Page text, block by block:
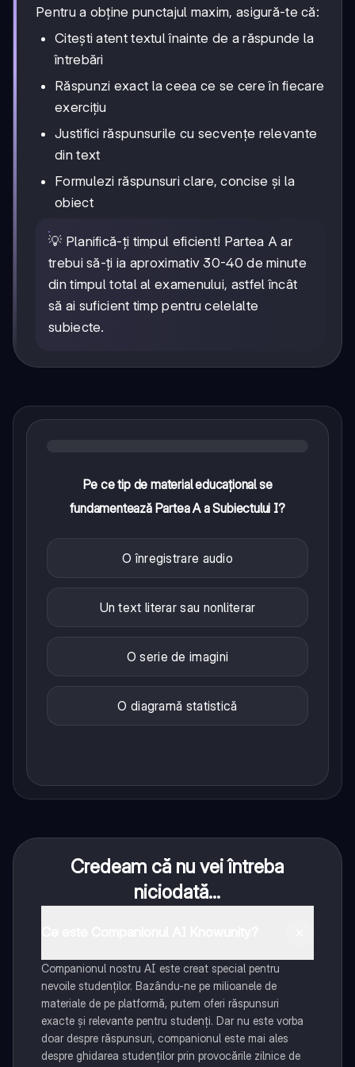
Pentru a obține punctajul maxim, asigură-te că:
Citești atent textul înainte de a răspunde la
întrebări
Răspunzi exact la ceea ce se cere în fiecare
exercițiu
Justifici răspunsurile cu secvențe relevante
din text
Formulezi răspunsuri clare, concise și la
obiect
💡 Planifică-ți timpul eficient! Partea A ar
trebui să-ți ia aproximativ 30-40 de minute
din timpul total al examenului, astfel încât
să ai suficient timp pentru celelalte
subiecte.
Pe ce tip de material educațional se
fundamentează Partea A a Subiectului I?
O înregistrare audio
Un text literar sau nonliterar
O serie de imagini
O diagramă statistică
Credeam că nu vei întreba
niciodată...
Companionul nostru AI este creat special pentru
nevoile studenților. Bazându-ne pe milioanele de
materiale de pe platformă, putem oferi răspunsuri
exacte și relevante pentru studenți. Dar nu este vorba
doar despre răspunsuri, companionul este mai ales
despre ghidarea studenților prin provocările zilnice de